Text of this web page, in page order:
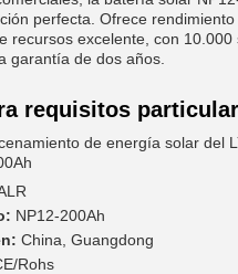
perfecta. Ofrece
recursos excelente, con 10.000
garantía de dos años.
requisitos
de energía solar del
NP12-200Ah
China, Guangdong
Rohs